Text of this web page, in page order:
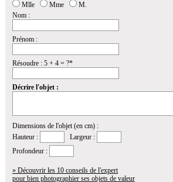
Mlle
Mme
M.
Nom :
Prénom :
Résoudre : 5 + 4 = ?*
Décrire l'objet :
Dimensions de l'objet (en cm) :
Hauteur :
Largeur :
Profondeur :
» Découvrir les 10 conseils de l'expert
pour bien photographier ses objets de valeur